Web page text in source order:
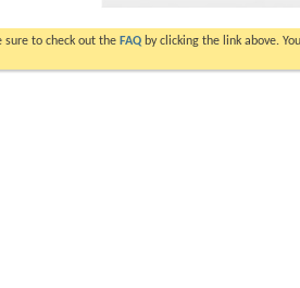
sure to check out the FAQ by clicking the link above.